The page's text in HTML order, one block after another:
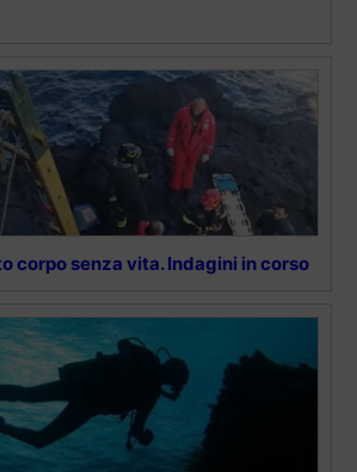
corpo senza vita. Indagini in corso